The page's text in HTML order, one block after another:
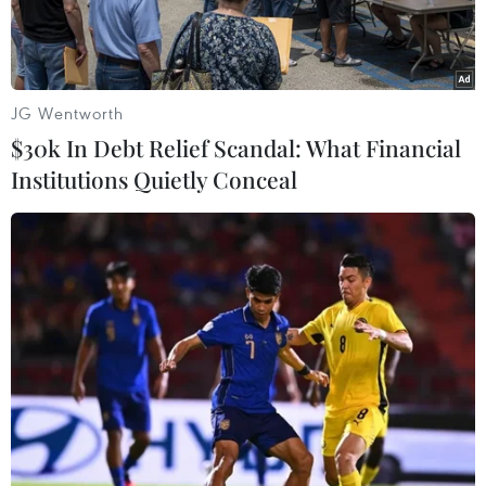
Sản xuất sản phẩm may mặc tại Công ty Cổ phần may Tiên
Hưng (huyện Tiên Lữ, Hưng Yên). (Ảnh: Phạm Kiên/TTXVN)
Hiệp định Thương mại tự do Việt Nam-Vương
quốc Anh (UKVFTA) vừa kết thúc đàm phán và
dự kiến sẽ có hiệu lực vào đầu năm 2021.
Theo các doanh nghiệp dệt may, da giày, hiệp
JG Wentworth
$30k In Debt Relief Scandal: What Financial
Institutions Quietly Conceal